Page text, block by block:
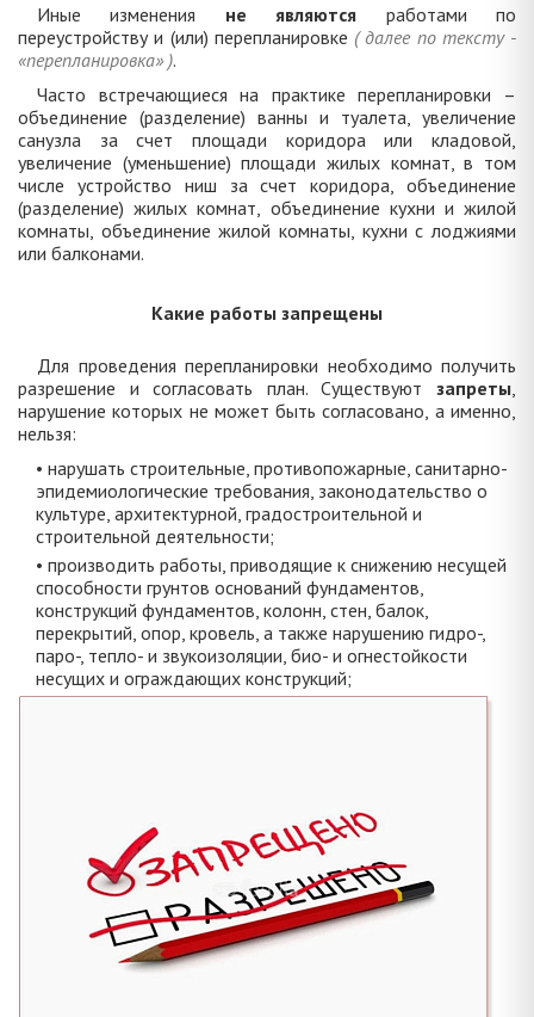
Иные изменения не являются работами по
переустройству и (или) перепланировке ( далее по тексту -
«перепланировка» ).
Часто встречающиеся на практике перепланировки –
объединение (разделение) ванны и туалета, увеличение
санузла за счет площади коридора или кладовой,
увеличение (уменьшение) площади жилых комнат, в том
числе устройство ниш за счет коридора, объединение
(разделение) жилых комнат, объединение кухни и жилой
комнаты, объединение жилой комнаты, кухни с лоджиями
или балконами.
Какие работы запрещены
Для проведения перепланировки необходимо получить
разрешение и согласовать план. Существуют запреты,
нарушение которых не может быть согласовано, а именно,
нельзя:
• нарушать строительные, противопожарные, санитарно-
эпидемиологические требования, законодательство о
культуре, архитектурной, градостроительной и
строительной деятельности;
• производить работы, приводящие к снижению несущей
способности грунтов оснований фундаментов,
конструкций фундаментов, колонн, стен, балок,
перекрытий, опор, кровель, а также нарушению гидро-,
паро-, тепло- и звукоизоляции, био- и огнестойкости
несущих и ограждающих конструкций;